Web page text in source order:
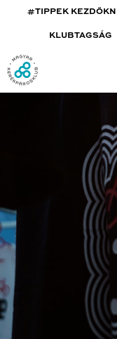
#TIPPEK
KLUBTAGSÁG